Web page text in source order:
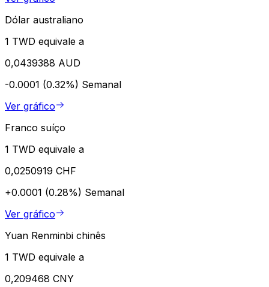
Dólar australiano
1 TWD equivale a
0,0439388 AUD
-0.0001 (0.32%) Semanal
Ver gráfico
Franco suíço
1 TWD equivale a
0,0250919 CHF
+0.0001 (0.28%) Semanal
Ver gráfico
Yuan Renminbi chinês
1 TWD equivale a
0,209468 CNY